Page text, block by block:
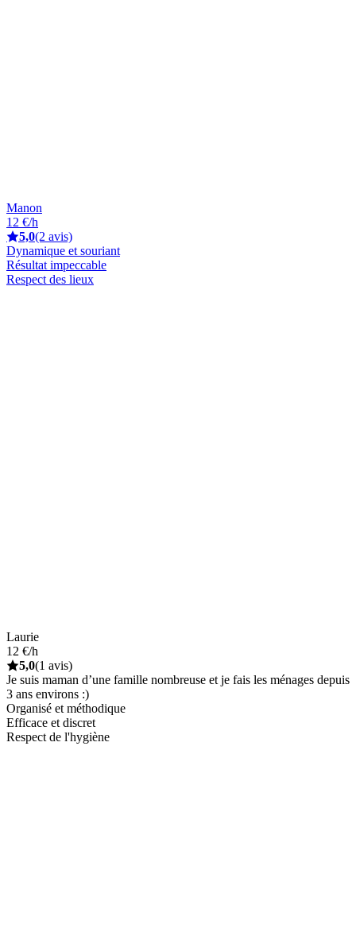
Manon
12 €/h
5,0(2 avis)
Dynamique et souriant
Résultat impeccable
Respect des lieux
Laurie
12 €/h
5,0(1 avis)
Je suis maman d’une famille nombreuse et je fais les ménages depuis
3 ans environs :)
Organisé et méthodique
Efficace et discret
Respect de l'hygiène